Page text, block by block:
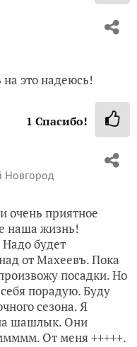
это надеюсь!
1 Спасибо!
Новгород
очень приятное
наша жизнь!
будет
от Махеевъ. Пока
посадки. Но
порадую. Буду
сезона. Я
шашлык. Они
От меня +++++.